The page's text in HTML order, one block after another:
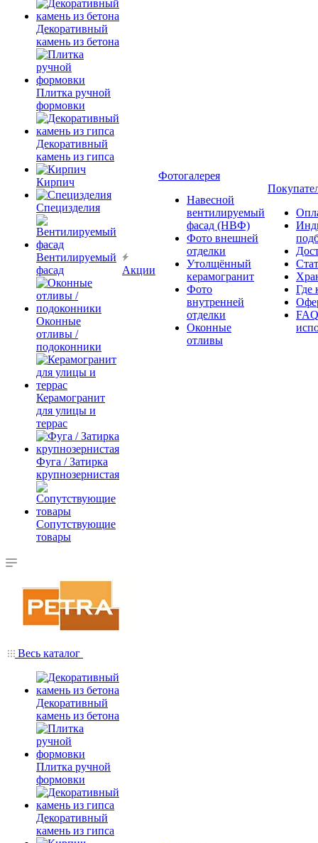
Декоративный
камень из бетона
Плитка ручной
формовки
Декоративный
камень из гипса
Кирпич
Специзделия
Вентилируемый
фасад
Оконные
отливы /
подоконники
Керамогранит
для улицы и
террас
Фуга / Затирка
крупнозернистая
Сопутствующие
товары
Акции
Фотогалерея
Навесной
вентилируемый
фасад (НВФ)
Фото внешней
отделки
Утолщённый
керамогранит
Фото
внутренней
отделки
Оконные
отливы
Где
Весь каталог
Декоративный
камень из бетона
Плитка ручной
формовки
Декоративный
камень из гипса